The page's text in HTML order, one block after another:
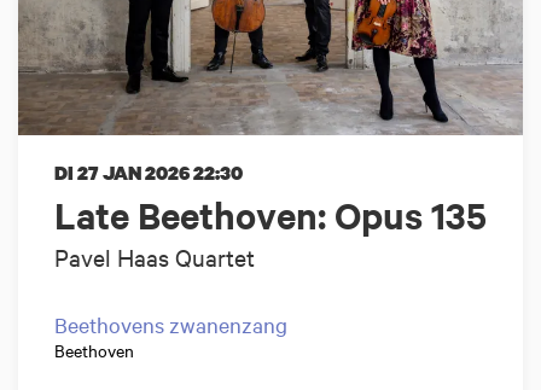
Late Beethoven: Opus 135
Pavel Haas Quartet
DI 27 JAN 202622:30
Beethovens zwanenzang
Beethoven